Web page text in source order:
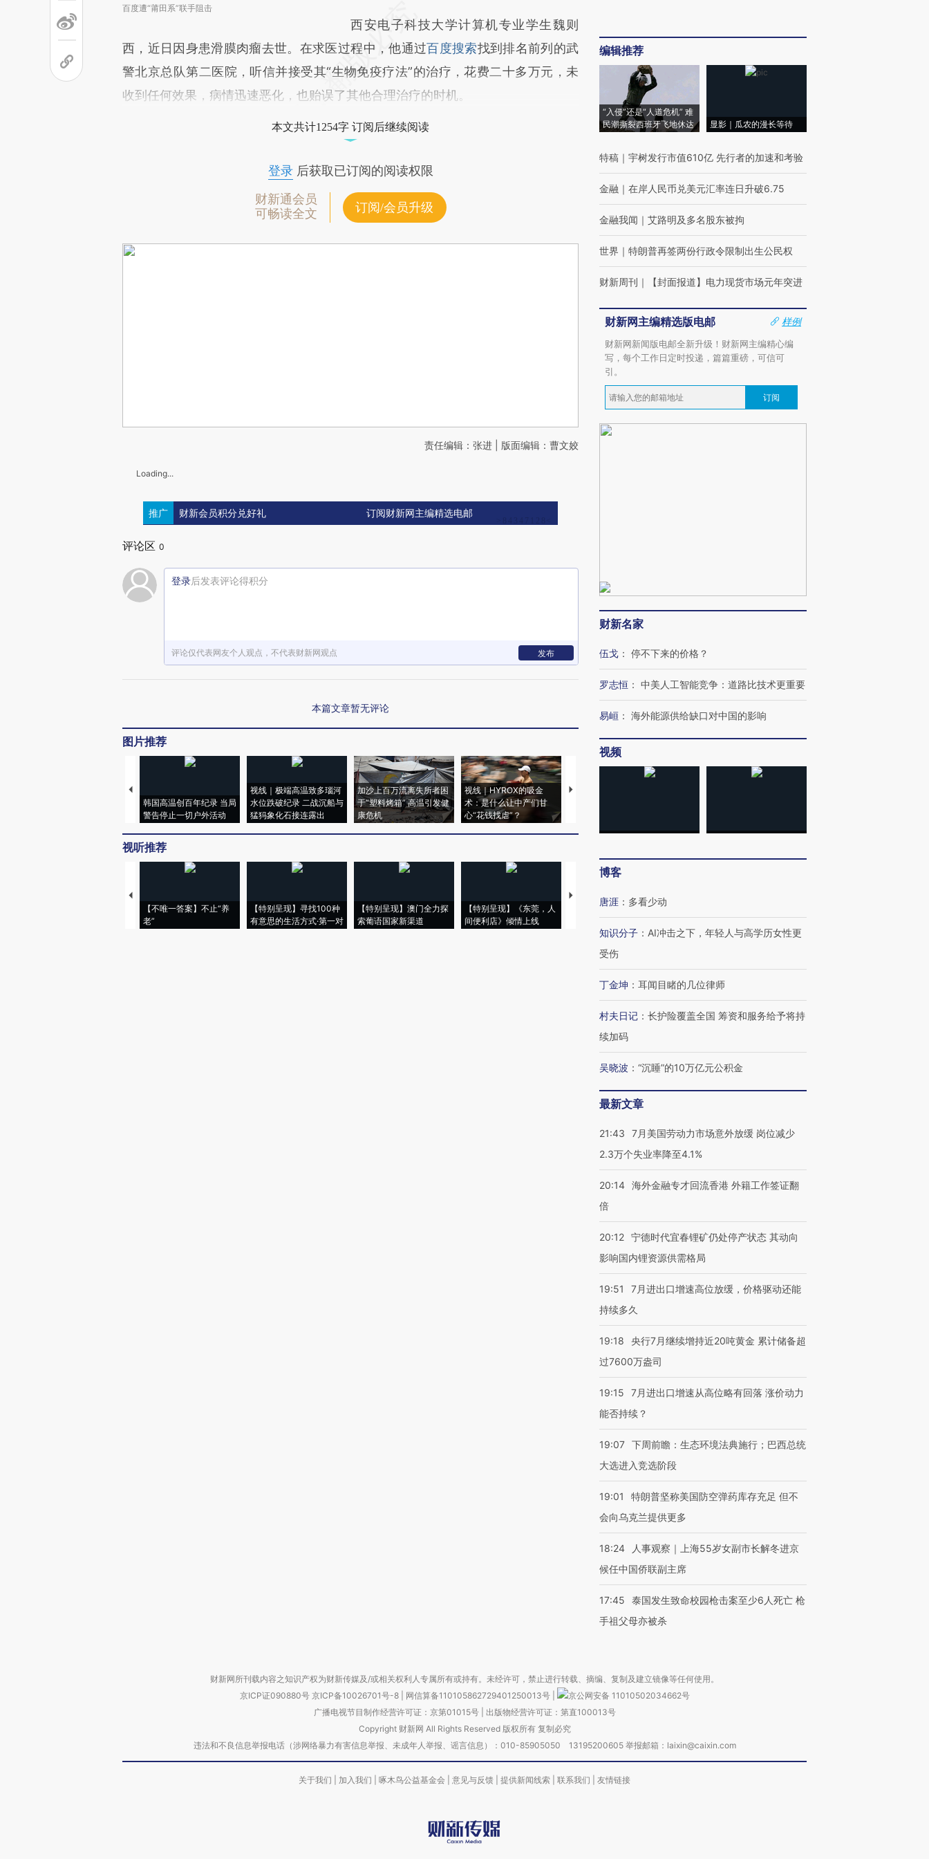
百度遭“莆田系”联手阻击
西安电子科技大学计算机专业学生魏则
西，近日因身患滑膜肉瘤去世。在求医过程中，他通过百度搜索找到排名前列的武
警北京总队第二医院，听信并接受其“生物免疫疗法”的治疗，花费二十多万元，未
收到任何效果，病情迅速恶化，也贻误了其他合理治疗的时机。
本文共计1254字 订阅后继续阅读
登录后获取已订阅的阅读权限
财新通会员
可畅读全文
订阅/会员升级
责任编辑：张进 | 版面编辑：曹文姣
Loading...
推广 财新会员积分兑好礼 订阅财新网主编精选电邮
评论区 0
登录后发表评论得积分
评论仅代表网友个人观点，不代表财新网观点 发布
本篇文章暂无评论
图片推荐
韩国高温创百年纪录 当局
警告停止一切户外活动
视线｜极端高温致多瑙河
水位跌破纪录 二战沉船与
猛犸象化石接连露出
加沙上百万流离失所者困
于“塑料烤箱” 高温引发健
康危机
视线｜HYROX的吸金
术：是什么让中产们甘
心“花钱找虐”？
马航飞行员跨国走私7万
视听推荐
【不唯一答案】不止“养
老”
【特别呈现】寻找100种
有意思的生活方式·第一对
【特别呈现】澳门全力探
索葡语国家新渠道
【特别呈现】《东莞，人
间便利店》倾情上线
【推广】走进第四届链博
会，让数智科技“链”接产
有意思的生活方式·第三对
住三大增长引擎是什么？
编辑推荐
“入侵”还是“人道危机” 难
民潮撕裂西班牙飞地休达
显影｜瓜农的漫长等待
特稿 ｜ 宇树发行市值610亿 先行者的加速和考验
金融 ｜ 在岸人民币兑美元汇率连日升破6.75
金融我闻 ｜ 艾路明及多名股东被拘
世界 ｜ 特朗普再签两份行政令限制出生公民权
财新周刊 ｜ 【封面报道】电力现货市场元年突进
财新网主编精选版电邮
样例
财新网新闻版电邮全新升级！财新网主编精心编
写，每个工作日定时投递，篇篇重磅，可信可
引。
订阅
财新名家
伍戈 ： 停不下来的价格？
罗志恒 ： 中美人工智能竞争：道路比技术更重要
易峘 ： 海外能源供给缺口对中国的影响
视频
博客
唐涯 ： 多看少动
知识分子 ： AI冲击之下，年轻人与高学历女性更
受伤
丁金坤 ： 耳闻目睹的几位律师
村夫日记 ： 长护险覆盖全国 筹资和服务给予将持
续加码
吴晓波 ： “沉睡”的10万亿元公积金
最新文章
21:43
7月美国劳动力市场意外放缓 岗位减少
2.3万个失业率降至4.1%
20:14 海外金融专才回流香港 外籍工作签证翻
倍
20:12 宁德时代宜春锂矿仍处停产状态 其动向
影响国内锂资源供需格局
19:51
7月进出口增速高位放缓，价格驱动还能
持续多久
19:18
央行7月继续增持近20吨黄金 累计储备超
过7600万盎司
19:15
7月进出口增速从高位略有回落 涨价动力
能否持续？
19:07 下周前瞻：生态环境法典施行；巴西总统
大选进入竞选阶段
19:01
特朗普坚称美国防空弹药库存充足 但不
会向乌克兰提供更多
18:24
人事观察｜上海55岁女副市长解冬进京
候任中国侨联副主席
17:45
泰国发生致命校园枪击案至少6人死亡 枪
手祖父母亦被杀
财新网所刊载内容之知识产权为财新传媒及/或相关权利人专属所有或持有。未经许可，禁止进行转载、摘编、复制及建立镜像等任何使用。
京ICP证090880号 京ICP备10026701号-8 网信算备110105862729401250013号
京公网安备 11010502034662号
广播电视节目制作经营许可证：京第01015号| 出版物经营许可证：第直100013号
Copyright 财新网 All Rights Reserved 版权所有 复制必究
违法和不良信息举报电话（涉网络暴力有害信息举报、未成年人举报、谣言信息）：010-85905050 13195200605 举报邮箱：laixin@caixin.com
关于我们 加入我们 啄木鸟公益基金会 意见与反馈 提供新闻线索 联系我们 友情链接